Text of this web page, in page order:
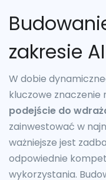
zakresie AI
W dobie
kluczowe znaczenie
podejście do
zainwestować w
ważniejsze jest
odpowiednie
wykorzystania.